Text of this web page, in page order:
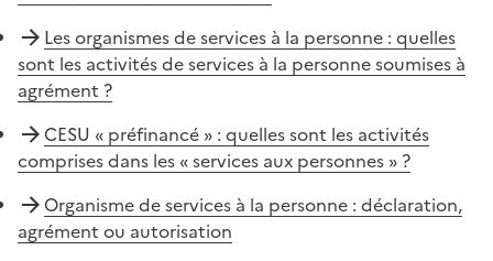
Les organismes de services à la personne : quelles
sont les activités de services à la personne soumises à
agrément ?
CESU « préfinancé » : quelles sont les activités
comprises dans les « services aux personnes » ?
Organisme de services à la personne : déclaration,
agrément ou autorisation